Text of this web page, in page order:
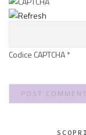
Codice CAPTCHA*